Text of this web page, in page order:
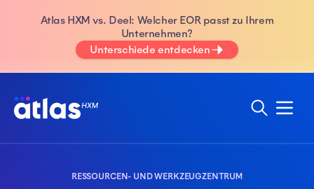
Atlas HXM vs. Deel: Welcher EOR passt zu Ihrem
Unternehmen?
Unterschiede entdecken
RESSOURCEN- UND WERKZEUGZENTRUM